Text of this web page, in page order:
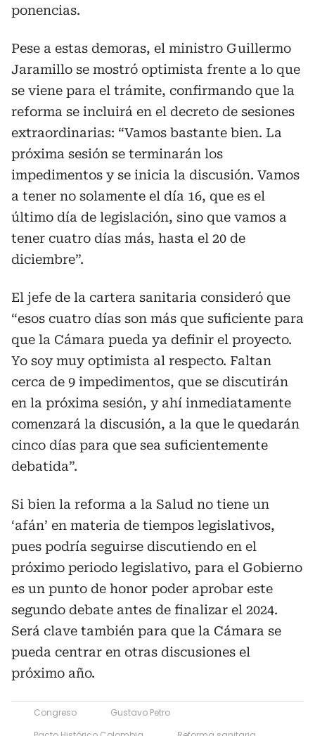
ponencias.
Pese a estas demoras, el ministro Guillermo
Jaramillo se mostró optimista frente a lo que
se viene para el trámite, confirmando que la
reforma se incluirá en el decreto de sesiones
extraordinarias: “Vamos bastante bien. La
próxima sesión se terminarán los
impedimentos y se inicia la discusión. Vamos
a tener no solamente el día 16, que es el
último día de legislación, sino que vamos a
tener cuatro días más, hasta el 20 de
diciembre”.
El jefe de la cartera sanitaria consideró que
“esos cuatro días son más que suficiente para
que la Cámara pueda ya definir el proyecto.
Yo soy muy optimista al respecto. Faltan
cerca de 9 impedimentos, que se discutirán
en la próxima sesión, y ahí inmediatamente
comenzará la discusión, a la que le quedarán
cinco días para que sea suficientemente
debatida”.
Si bien la reforma a la Salud no tiene un
‘afán’ en materia de tiempos legislativos,
pues podría seguirse discutiendo en el
próximo periodo legislativo, para el Gobierno
es un punto de honor poder aprobar este
segundo debate antes de finalizar el 2024.
Será clave también para que la Cámara se
pueda centrar en otras discusiones el
próximo año.
Congreso
Gustavo Petro